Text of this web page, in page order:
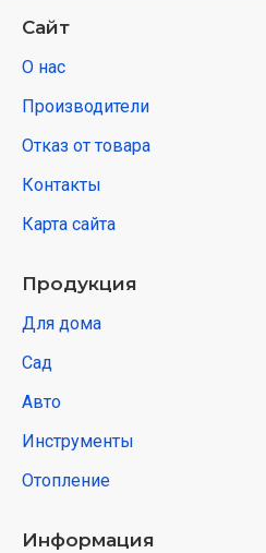
Сайт
О нас
Производители
Отказ от товара
Контакты
Карта сайта
Продукция
Для дома
Сад
Авто
Инструменты
Отопление
Информация